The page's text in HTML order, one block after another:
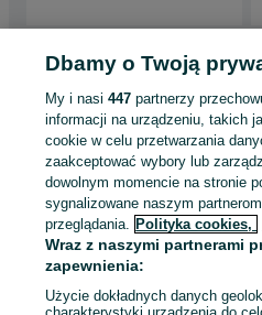
Strona główna Budowa i Remont
Panele i lamele ścienne -
KATEGORIA
830174623
Zadzwoń / SMS
Dbamy o Twoją
My i nasi447 partnerzy
informacji na urządzeniu, takich
cookie w celu przetwarzania
zaakceptować wybory lub
dowolnym momencie na stronie
sygnalizowane naszym
przeglądania. Polityka cookies,
Wraz z naszymi partnerami
zapewnienia:
Użycie dokładnych danych